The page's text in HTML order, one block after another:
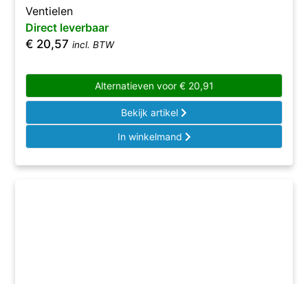
Ventielen
Direct leverbaar
€ 20,57 incl. BTW
Alternatieven voor €20,91
Bekijk artikel
In winkelmand